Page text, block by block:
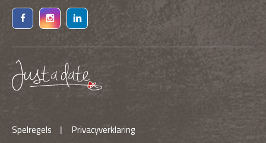
Spelregels
Privacyverklaring